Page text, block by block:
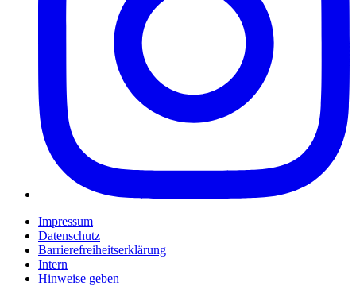
Impressum
Datenschutz
Barrierefreiheitserklärung
Intern
Hinweise geben